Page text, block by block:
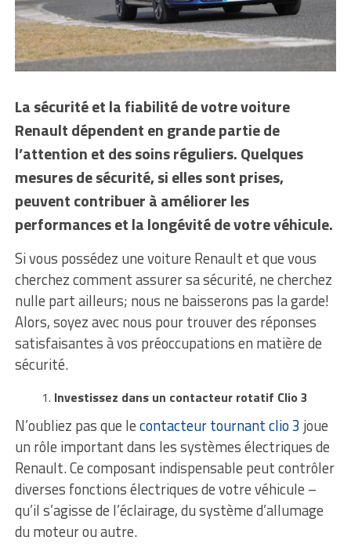
La sécurité et la fiabilité de votre voiture
Renault dépendent en grande partie de
l’attention et des soins réguliers. Quelques
mesures de sécurité, si elles sont prises,
peuvent contribuer à améliorer les
performances et la longévité de votre véhicule.
Si vous possédez une voiture Renault et que vous
cherchez comment assurer sa sécurité, ne cherchez
nulle part ailleurs; nous ne baisserons pas la garde!
Alors, soyez avec nous pour trouver des réponses
satisfaisantes à vos préoccupations en matière de
sécurité.
Investissez dans un contacteur rotatif Clio 3
N’oubliez pas que lecontacteur tournant clio 3 joue
un rôle important dans les systèmes électriques de
Renault. Ce composant indispensable peut contrôler
diverses fonctions électriques de votre véhicule –
qu’il s’agisse de l’éclairage, du système d’allumage
du moteur ou autre.